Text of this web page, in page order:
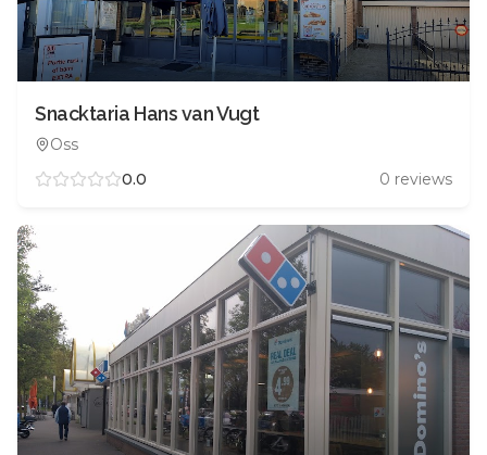
Snacktaria Hans van Vugt
Oss
0.0
0 reviews